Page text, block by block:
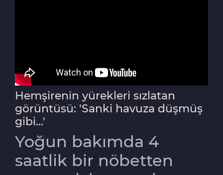
Hemşirenin yürekleri sızlatan
görüntüsü: 'Sanki havuza düşmüş
gibi...'
Yoğun bakımda 4
saatlik bir nöbetten